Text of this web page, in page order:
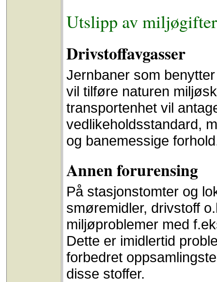
Utslipp av miljøgifter
Drivstoffavgasser
Jernbaner som
vil tilføre naturen
transportenhet vil
vedlikeholdsstandard,
og banemessige
Annen forurensing
På stasjonstomter og
smøremidler, drivstoff
miljøproblemer med
Dette er imidlertid
forbedret
disse stoffer.